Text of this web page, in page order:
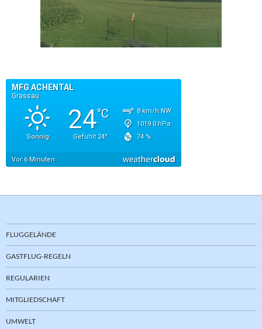
FLUGGELÄNDE
GASTFLUG-REGELN
REGULARIEN
MITGLIEDSCHAFT
UMWELT